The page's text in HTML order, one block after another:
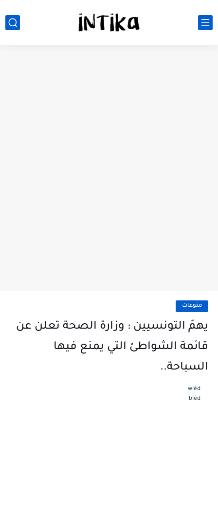
منوعات
يهمّ التونسيين : وزارة الصحة تعلن عن
قائمة الشواطئ التي يمنع فيها
السباحة..
wléd
bléd